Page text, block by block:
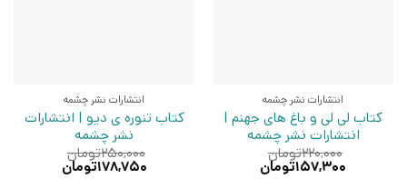
انتشارات نشر چشمه
کتاب لی لی و باغ های جهنم |
انتشارات نشر چشمه
۲۲۰,۰۰۰تومان
قیمت
۱۵۷,۳۰۰تومان
انتشارات نشر چشمه
کتاب تنوره ی دیو | انتشارات
نشر چشمه
۲۵۰,۰۰۰تومان
قیمت
۱۷۸,۷۵۰تومان